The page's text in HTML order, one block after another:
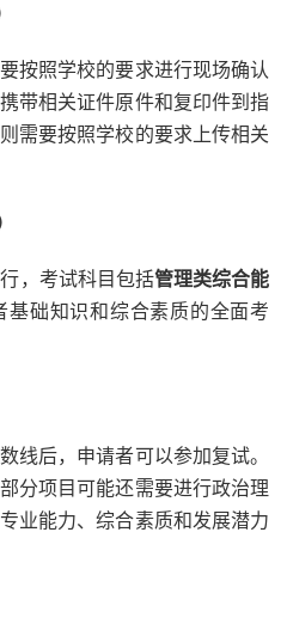
按照学校的要求进行现场确认
带相关证件原件和复印件到指
需要按照学校的要求上传相关
，考试科目包括管理类综合能
基础知识和综合素质的全面考
线后，申请者可以参加复试。
分项目可能还需要进行政治理
业能力、综合素质和发展潜力